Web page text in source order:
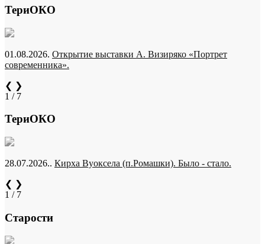
ТериОКО
01.08.2026. Открытие выставки А. Визиряко «Портрет
современника».
❮ ❯
1 / 7
ТериОКО
28.07.2026.. Кирха Вуоксела (п.Ромашки). Было - стало.
❮ ❯
1 / 7
Старости